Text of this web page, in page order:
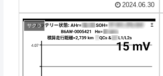
という事情もありましたが、サクラのバ
ッテリー健康度チェックを半年ほどサボ
っていた事実に気...
2024.06.30
サクラ